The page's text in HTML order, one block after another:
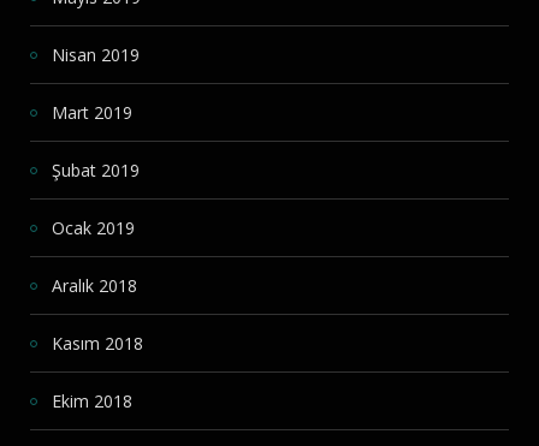
Nisan 2019
Mart 2019
Şubat 2019
Ocak 2019
Aralık 2018
Kasım 2018
Ekim 2018